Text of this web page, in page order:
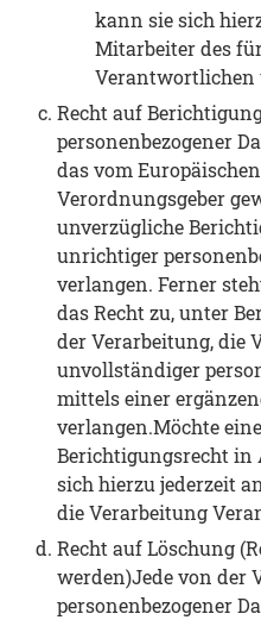
kann sie sich
Mitarbeiter des
Verantwortlichen
Recht auf
personenbezogener
das vom
Verordnungsgeber
unverzügliche
unrichtiger
verlangen. Ferner
das Recht zu, unter
der Verarbeitung, die
unvollständiger
mittels einer
verlangen.Möchte
Berichtigungsrecht in
sich hierzu jederzeit
die Verarbeitung
Recht auf Löschung
werden)Jede von der
personenbezogener